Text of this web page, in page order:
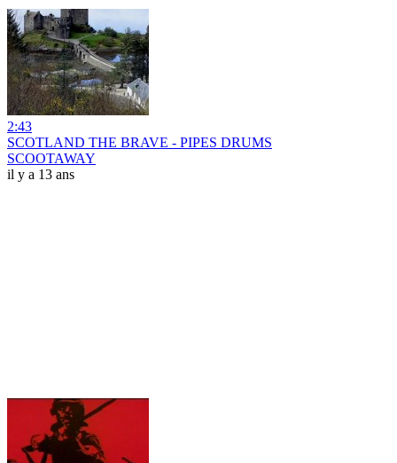
2:43
SCOTLAND THE BRAVE - PIPES DRUMS
SCOOTAWAY
il y a 13 ans